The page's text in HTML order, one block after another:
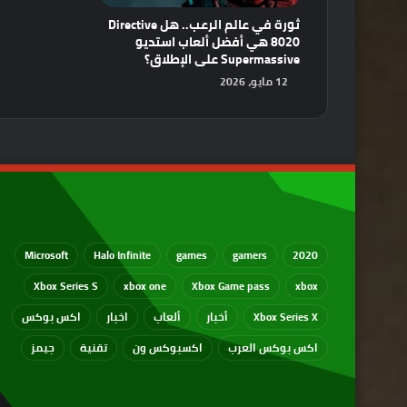
ثورة في عالم الرعب.. هل Directive
8020 هي أفضل ألعاب استديو
Supermassive على الإطلاق؟
12 مايو، 2026
2020
gamers
games
Halo Infinite
Microsoft
xbox
Xbox Game pass
xbox one
Xbox Series S
Xbox Series X
أخبار ألعاب اخبار
اكس بوكس
اكس بوكس العرب
اكسبوكس ون تقنية جيمز